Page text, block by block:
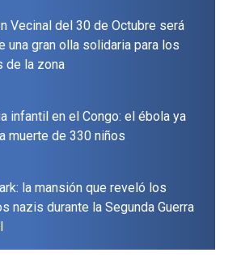
Vecinal del 30 de Octubre será
una gran olla solidaria para los
de la zona
infantil en el Congo: el ébola ya
muerte de 330 niños
la mansión que reveló los
nazis durante la Segunda Guerra